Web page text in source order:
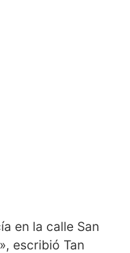
en la calle San
escribió Tan